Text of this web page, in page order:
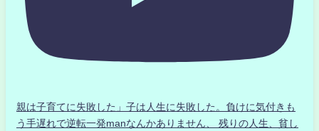
親は子育てに失敗した」子は人生に失敗した。負けに気付きも
う手遅れで逆転一発manなんかありません、 残りの人生、貧し